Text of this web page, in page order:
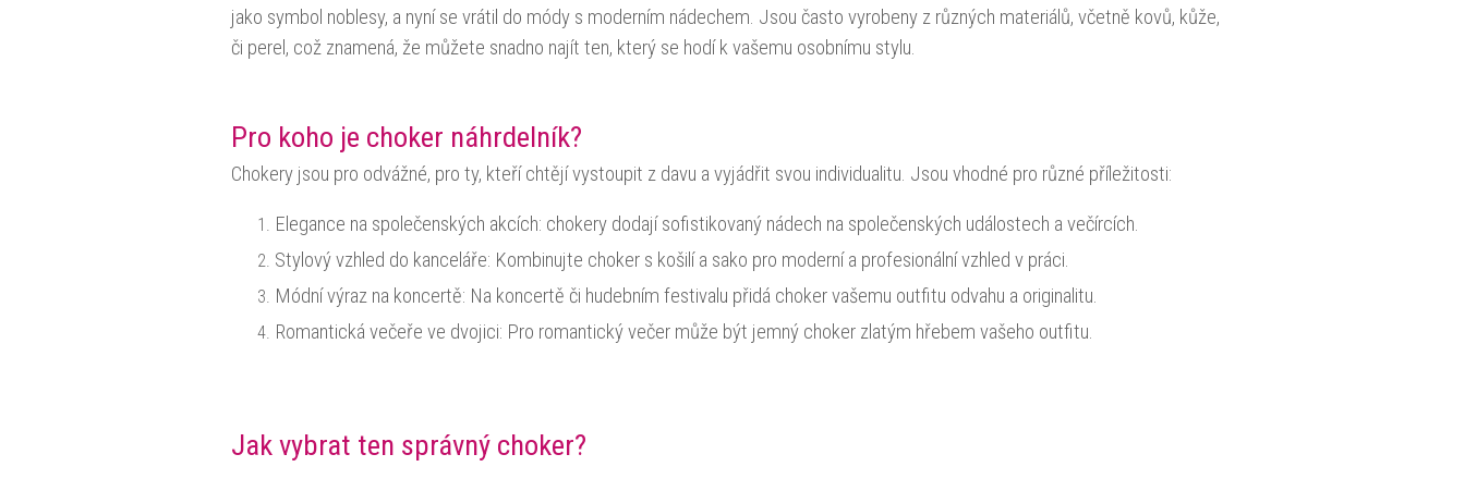
jako symbol noblesy, a nyní se vrátil do módy s moderním nádechem. Jsou často vyrobeny z různých materiálů, včetně kovů, kůže,
či perel, což znamená, že můžete snadno najít ten, který se hodí k vašemu osobnímu stylu.
Pro koho je choker náhrdelník?
Chokery jsou pro odvážné, pro ty, kteří chtějí vystoupit z davu a vyjádřit svou individualitu. Jsou vhodné pro různé příležitosti:
Elegance na společenských akcích: chokery dodají sofistikovaný nádech na společenských událostech a večírcích.
Stylový vzhled do kanceláře: Kombinujte choker s košilí a sako pro moderní a profesionální vzhled v práci.
Módní výraz na koncertě: Na koncertě či hudebním festivalu přidá choker vašemu outfitu odvahu a originalitu.
Romantická večeře ve dvojici: Pro romantický večer může být jemný choker zlatým hřebem vašeho outfitu.
Jak vybrat ten správný choker?